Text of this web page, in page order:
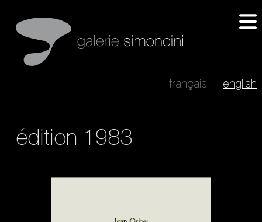
français english
édition 1983